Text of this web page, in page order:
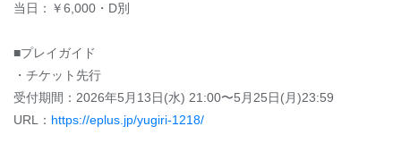
当日：￥6,000・D別
■プレイガイド
・チケット先行
受付期間：2026年5月13日(水) 21:00〜5月25日(月)23:59
URL： https://eplus.jp/yugiri-1218/